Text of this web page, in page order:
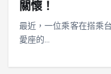
關懷！
最近，一位乘客在搭乘
愛座的…